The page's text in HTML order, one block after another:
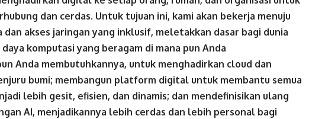
dan cerdas. Untuk tujuan ini, kami akan bekerja menuju
akses jaringan yang inklusif, meletakkan dasar bagi dunia
komputasi yang beragam di mana pun Anda
Anda membutuhkannya, untuk menghadirkan cloud dan
bumi; membangun platform digital untuk membantu semua
lebih gesit, efisien, dan dinamis; dan mendefinisikan ulang
AI, menjadikannya lebih cerdas dan lebih personal bagi